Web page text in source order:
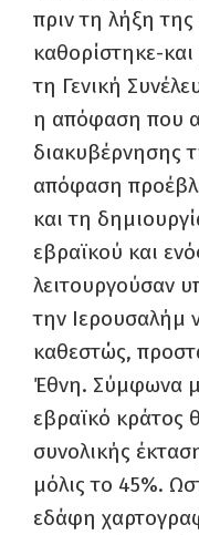
πριν τη λήξη
καθορίστηκε-
τη Γενική
η απόφαση που
διακυβέρνησης
απόφαση
και τη
εβραϊκού και
λειτουργούσαν
την Ιερουσαλήμ
καθεστώς,
Έθνη. Σύμφωνα
εβραϊκό κράτος
συνολικής
μόλις το 45%.
εδάφη